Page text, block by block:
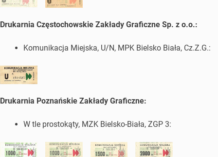
Drukarnia Częstochowskie Zakłady Graficzne Sp. z o.o.:
Komunikacja Miejska, U/N, MPK Bielsko Biała, Cz.Z.G.:
Drukarnia Poznańskie Zakłady Graficzne:
W tle prostokąty, MZK Bielsko-Biała, ZGP 3: